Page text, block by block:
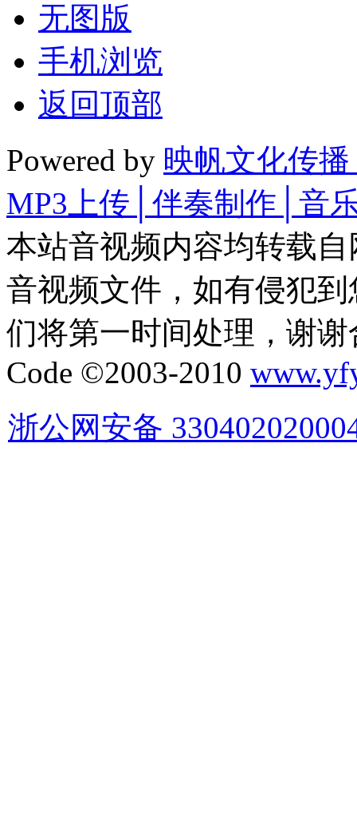
无图版
手机浏览
返回顶部
Powered by 映帆文化传
MP3上传│伴奏制作│音
本站音视频内容均转载
音视频文件，如有侵犯
们将第一时间处理，谢谢
Code ©2003-2010
浙公网安备